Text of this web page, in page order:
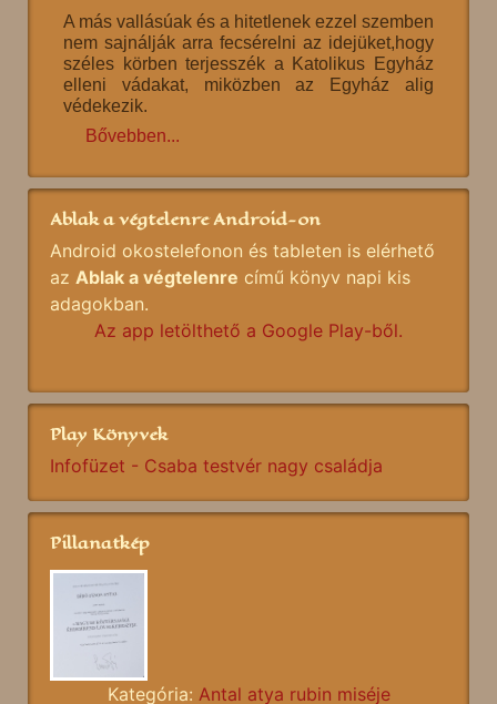
A más vallásúak és a hitetlenek ezzel szemben
nem sajnálják arra fecsérelni az idejüket,hogy
széles körben terjesszék a Katolikus Egyház
elleni vádakat, miközben az Egyház alig
védekezik.
Bővebben...
Ablak a végtelenre Android-on
Android okostelefonon és tableten is elérhető
az Ablak a végtelenre című könyv napi kis
adagokban.
Az app letölthető a Google Play-ből.
Play Könyvek
Infofüzet - Csaba testvér nagy családja
Pillanatkép
Kategória: Antal atya rubin miséje